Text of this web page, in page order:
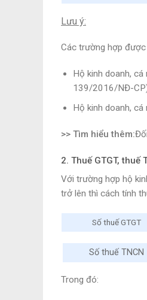
Lưu ý:
Các trường hợp được
Hộ kinh doanh,
139/2016/NĐ-
Hộ kinh doanh,
>> Tìm hiểu thêm:
2. Thuế GTGT,
Với trường hợp hộ
trở lên thì cách tính
Số thuế GTGT
Số thuế TNCN
Trong đó: